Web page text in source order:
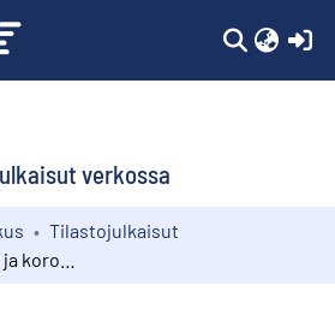
verkossa
Tilastojulkaisut